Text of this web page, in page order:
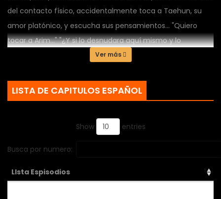
del contacto físico, accidentalmente toca a Taehun, su
amor platónico, y escucha sus pensamientos... "Quiero
tocar a Arim..." "¿Y si lo desnudara aquí mismo y lo
abrazara?" Arim, al descubrir que el aparentemente
se queda en shock. "¿Cómo puede alguien tan cálido
como un 'sunbae' tener imaginaciones tan sucias...?"
Ver más
LISTA DE CAPITULOS ESPAÑOL
Show entries
Busca por numero:
LIsta Espisodios